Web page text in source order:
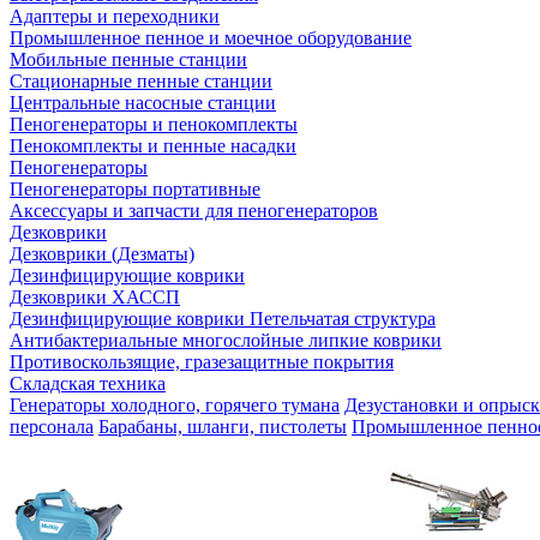
Адаптеры и переходники
Промышленное пенное и моечное оборудование
Мобильные пенные станции
Стационарные пенные станции
Центральные насосные станции
Пеногенераторы и пенокомплекты
Пенокомплекты и пенные насадки
Пеногенераторы
Пеногенераторы портативные
Аксессуары и запчасти для пеногенераторов
Дезковрики
Дезковрики (Дезматы)
Дезинфицирующие коврики
Дезковрики ХАССП
Дезинфицирующие коврики Петельчатая структура
Антибактериальные многослойные липкие коврики
Противоскользящие, гразезащитные покрытия
Складская техника
Генераторы холодного, горячего тумана Дезустановки и
персонала Барабаны, шланги, пистолеты Промышленное